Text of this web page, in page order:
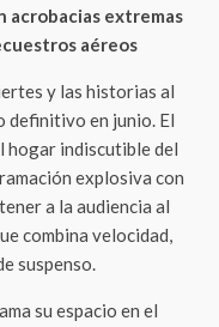
acrobacias extremas
aéreos
y las historias al
definitivo en junio. El
hogar indiscutible del
explosiva con
a la audiencia al
combina velocidad,
suspenso.
su espacio en el